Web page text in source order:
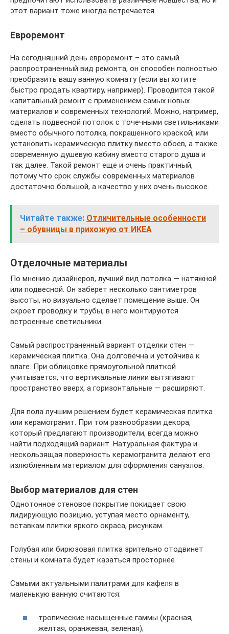
этот вариант тоже иногда встречается.
Евроремонт
На сегодняшний день евроремонт – это самый
распространенный вид ремонта, он способен полностью
преобразить вашу ванную комнату (если вы хотите
быстро продать квартиру, например). Проводится такой
капитальный ремонт с применением самых новых
материалов и современных технологий. Можно, например,
сделать подвесной потолок с точечными светильниками
вместо обычного потолка, покрашенного краской, или
установить керамическую плитку вместо обоев, а также
современную душевую кабину вместо старого душа и
так далее. Такой ремонт еще и очень практичный,
потому что срок службы современных материалов
достаточно большой, а качество у них очень высокое.
Читайте также: Отличительные особенности
– обувницы в прихожую от ИКЕА
Отделочные материалы
По мнению дизайнеров, лучший вид потолка — натяжной
или подвесной. Он заберет несколько сантиметров
высоты, но визуально сделает помещение выше. Он
скроет проводку и трубы, в него монтируются
встроенные светильники.
Самый распространенный вариант отделки стен —
керамическая плитка. Она долговечна и устойчива к
влаге. При облицовке прямоугольной плиткой
учитывается, что вертикальные линии вытягивают
пространство вверх, а горизонтальные — расширяют.
Для пола лучшим решением будет керамическая плитка
или керамогранит. При том разнообразии декора,
который предлагают производители, всегда можно
найти подходящий вариант. Натуральная фактура и
нескользящая поверхность керамогранита делают его
излюбленным материалом для оформления санузлов.
Выбор материалов для стен
Однотонное стеновое покрытие покидает свою
лидирующую позицию, уступая место орнаменту,
вставкам плитки яркого окраса, рисункам.
Голубая или бирюзовая плитка зрительно отодвинет
стены и комната будет казаться просторнее
Самыми актуальными палитрами для кафеля в
маленькую ванную считаются:
тропические насыщенные гаммы (красная,
желтая, оранжевая, зеленая);